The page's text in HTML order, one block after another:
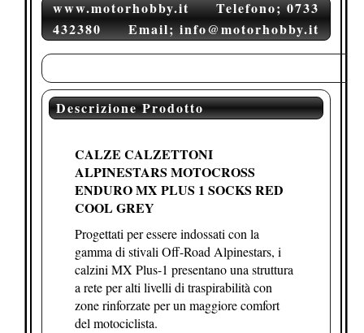
www.motorhobby.it Telefono; 0733
432380 Email; info@motorhobby.it
Descrizione Prodotto
CALZE CALZETTONI
ALPINESTARS MOTOCROSS
ENDURO MX PLUS 1 SOCKS RED
COOL GREY
Progettati per essere indossati con la
gamma di stivali Off-Road Alpinestars, i
calzini MX Plus-1 presentano una struttura
a rete per alti livelli di traspirabilità con
zone rinforzate per un maggiore comfort
del motociclista.